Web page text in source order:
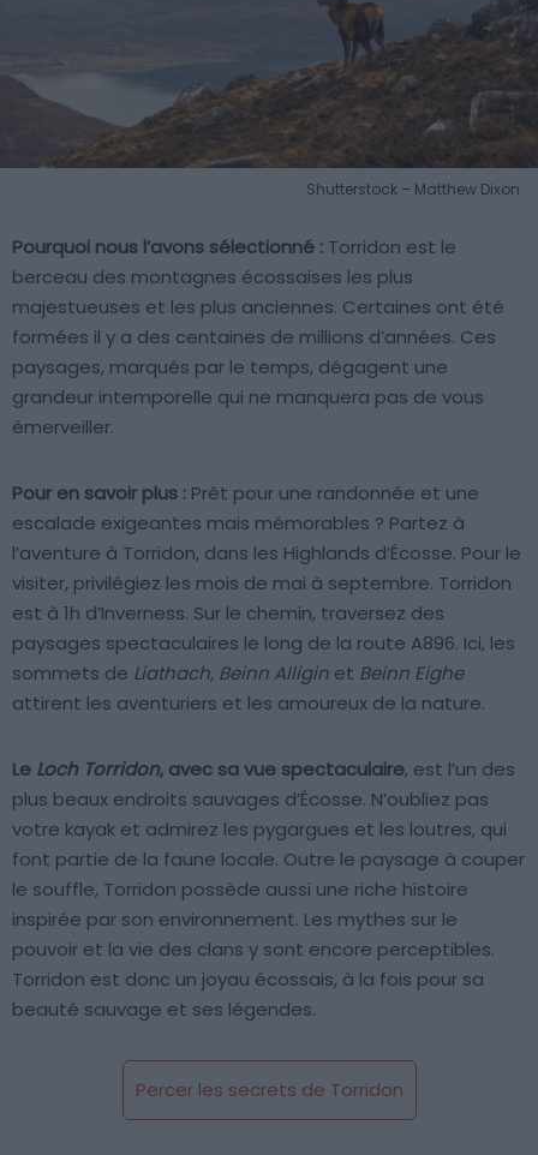
Shutterstock – Matthew Dixon
Pourquoi nous l’avons sélectionné : Torridon est le
berceau des montagnes écossaises les plus
majestueuses et les plus anciennes. Certaines ont été
formées il y a des centaines de millions d’années. Ces
paysages, marqués par le temps, dégagent une
grandeur intemporelle qui ne manquera pas de vous
émerveiller.
Pour en savoir plus : Prêt pour une randonnée et une
escalade exigeantes mais mémorables ? Partez à
l’aventure à Torridon, dans les Highlands d’Écosse. Pour le
visiter, privilégiez les mois de mai à septembre. Torridon
est à 1h d’Inverness. Sur le chemin, traversez des
paysages spectaculaires le long de la route A896. Ici, les
sommets de Liathach, Beinn Alligin et Beinn Eighe
attirent les aventuriers et les amoureux de la nature.
Le Loch Torridon, avec sa vue spectaculaire, est l’un des
plus beaux endroits sauvages d’Écosse. N’oubliez pas
votre kayak et admirez les pygargues et les loutres, qui
font partie de la faune locale. Outre le paysage à couper
le souffle, Torridon possède aussi une riche histoire
inspirée par son environnement. Les mythes sur le
pouvoir et la vie des clans y sont encore perceptibles.
Torridon est donc un joyau écossais, à la fois pour sa
beauté sauvage et ses légendes.
Percer les secrets de Torridon